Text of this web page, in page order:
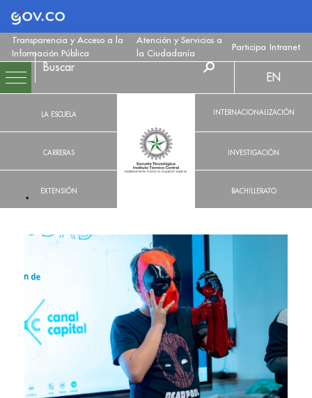
Logo Gobierno de Colombia
Transparencia y Acceso a la
Información Pública
Atención y Servicios a
la Ciudadanía
Participa Intranet
LA ESCUELA
CARRERAS
EXTENSIÓN
EN
INTERNACIONALIZACIÓN
INVESTIGACIÓN
BACHILLERATO